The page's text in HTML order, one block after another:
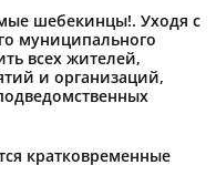
шебекинцы!. Уходя с
муниципального
всех жителей,
и организаций,
кратковременные